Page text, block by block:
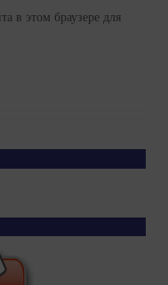
в этом браузере для